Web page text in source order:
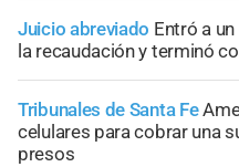
Juicio abreviado Entró a
la recaudación y terminó
Tribunales de Santa Fe
celulares para cobrar una
presos